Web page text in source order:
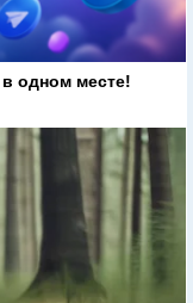
одном месте!